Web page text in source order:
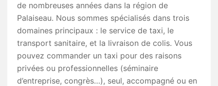
de nombreuses années dans la région de
Palaiseau. Nous sommes spécialisés dans trois
domaines principaux : le service de taxi, le
transport sanitaire, et la livraison de colis. Vous
pouvez commander un taxi pour des raisons
privées ou professionnelles (séminaire
d’entreprise, congrès…), seul, accompagné ou en